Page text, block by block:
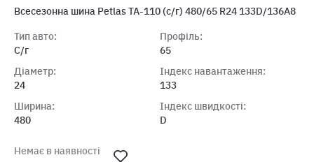
Всесезонна шина Petlas ТА-110 (с/г) 480/65 R24 133D/136A8
Тип авто:
С/г
Діаметр:
24
Ширина:
480
Профіль:
65
Індекс навантаження:
133
Індекс швидкості:
D
Немає в наявності